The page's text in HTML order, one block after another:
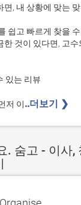
면, 내 상황에 맞는
쉽고 빠르게 찾을 수
한 것이 있다면, 고
있는 리뷰
저 이..더보기 ❯
. 숨고 - 이사,